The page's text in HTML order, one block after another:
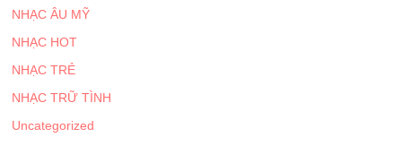
NHẠC ÂU MỸ
NHẠC HOT
NHẠC TRẺ
NHẠC TRỮ TÌNH
Uncategorized